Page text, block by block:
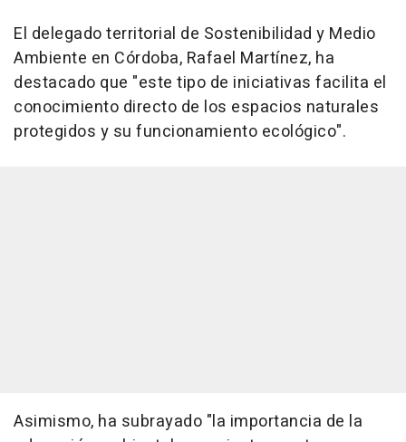
El delegado territorial de Sostenibilidad y Medio
Ambiente en Córdoba, Rafael Martínez, ha
destacado que "este tipo de iniciativas facilita el
conocimiento directo de los espacios naturales
protegidos y su funcionamiento ecológico".
Asimismo, ha subrayado "la importancia de la